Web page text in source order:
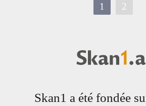
1 2
Skan1 a été fondée